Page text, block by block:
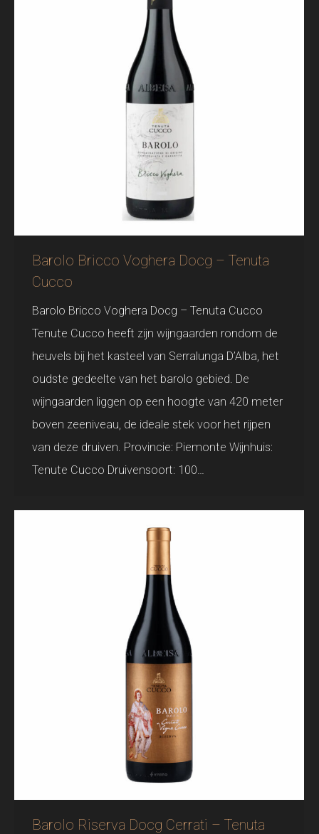
Barolo Bricco Voghera Docg – Tenuta
Cucco
Barolo Bricco Voghera Docg – Tenuta Cucco
Tenute Cucco heeft zijn wijngaarden rondom de
heuvels bij het kasteel van Serralunga D’Alba, het
oudste gedeelte van het barolo gebied. De
wijngaarden liggen op een hoogte van 420 meter
boven zeeniveau, de ideale stek voor het rijpen
van deze druiven. Provincie: Piemonte Wijnhuis:
Tenute Cucco Druivensoort: 100…
Barolo Riserva Docg Cerrati – Tenuta